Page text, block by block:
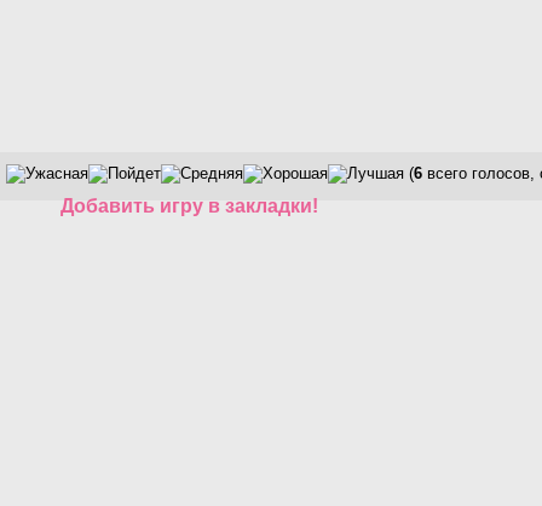
(6 всего
Добавить игру в закладки!